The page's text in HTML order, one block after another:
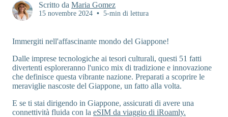
Scritto da Maria Gomez
15 novembre 2024 • 5-min di lettura
Immergiti nell'affascinante mondo del Giappone!
Dalle imprese tecnologiche ai tesori culturali, questi 51 fatti
divertenti esploreranno l'unico mix di tradizione e innovazione
che definisce questa vibrante nazione. Preparati a scoprire le
meraviglie nascoste del Giappone, un fatto alla volta.
E se ti stai dirigendo in Giappone, assicurati di avere una
connettività fluida con la eSIM da viaggio di iRoamly.